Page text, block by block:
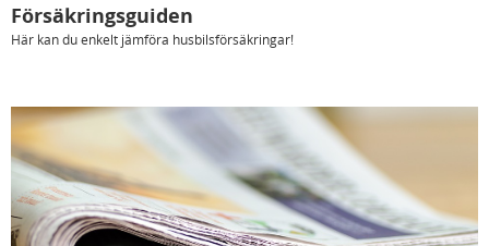
Försäkringsguiden
Här kan du enkelt jämföra husbilsförsäkringar!